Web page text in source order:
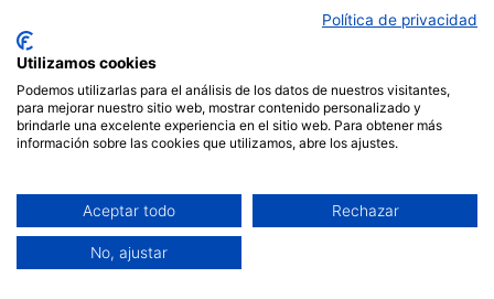
Política de privacidad
Funciona gracias a
Política de privacidad
Utilizamos cookies
Podemos utilizarlas para el análisis de los datos de nuestros visitantes,
para mejorar nuestro sitio web, mostrar contenido personalizado y
brindarle una excelente experiencia en el sitio web. Para obtener más
información sobre las cookies que utilizamos, abre los ajustes.
Aceptar todo Rechazar
No, ajustar